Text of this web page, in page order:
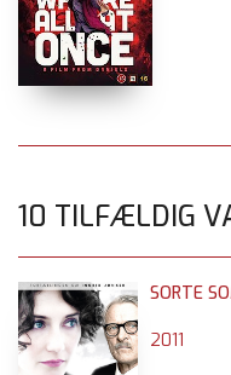
10 TILFÆLDIG
SORTE
2011